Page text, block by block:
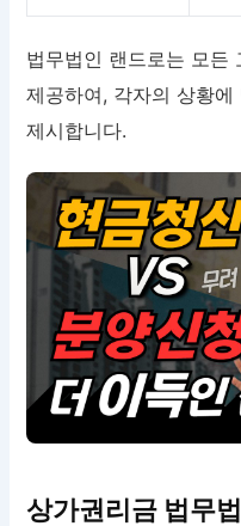
법무법인 랜드로는 모든
제공하여, 각자의 상황
제시합니다.
상가권리금 법무